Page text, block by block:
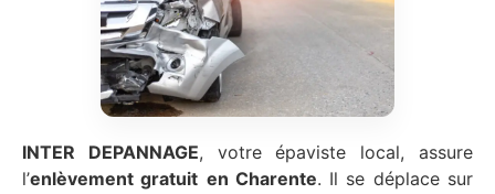
INTER DEPANNAGE, votre épaviste local, assure
l’enlèvement gratuit en Charente. Il se déplace sur